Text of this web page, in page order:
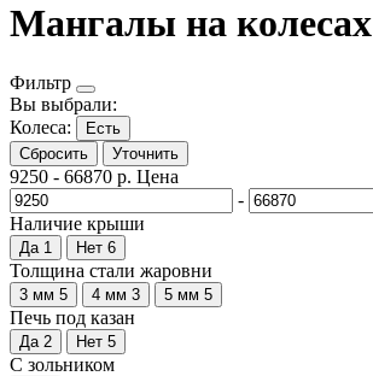
Мангалы на колесах
Фильтр
Вы выбрали:
Колеса:
Есть
Сбросить
Уточнить
9250 - 66870 р. Цена
-
Наличие крыши
Да 1 Нет 6
Толщина стали жаровни
3 мм 5 4 мм 3 5 мм 5
Печь под казан
Да 2 Нет 5
С зольником